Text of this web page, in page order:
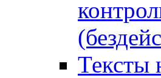
Тексты